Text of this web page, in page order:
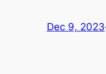
Dec 9, 2023